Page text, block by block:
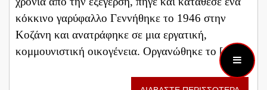
κόκκινο γαρύφαλλο Γεννήθηκε το 1946 στην
Κοζάνη και ανατράφηκε σε μια εργατική,
κομμουνιστική οικογένεια. Οργανώθηκε το […]